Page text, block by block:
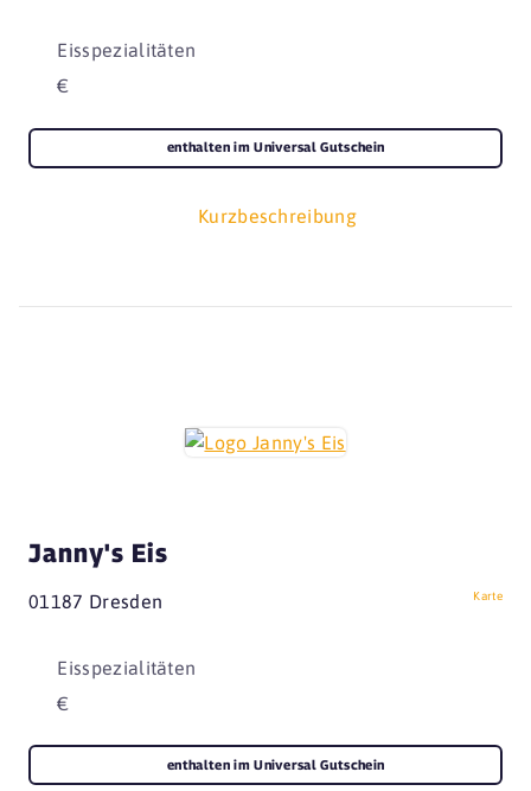
Eisspezialitäten
€
Kurzbeschreibung
enthalten im Universal Gutschein
Janny's Eis
01187 Dresden Karte
Eisspezialitäten
€
enthalten im Universal Gutschein